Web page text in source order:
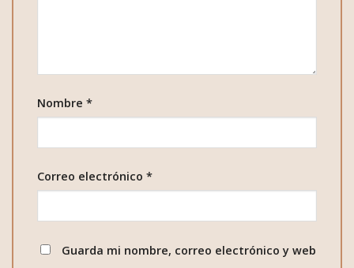
Nombre *
Correo electrónico *
Guarda mi nombre, correo electrónico y web